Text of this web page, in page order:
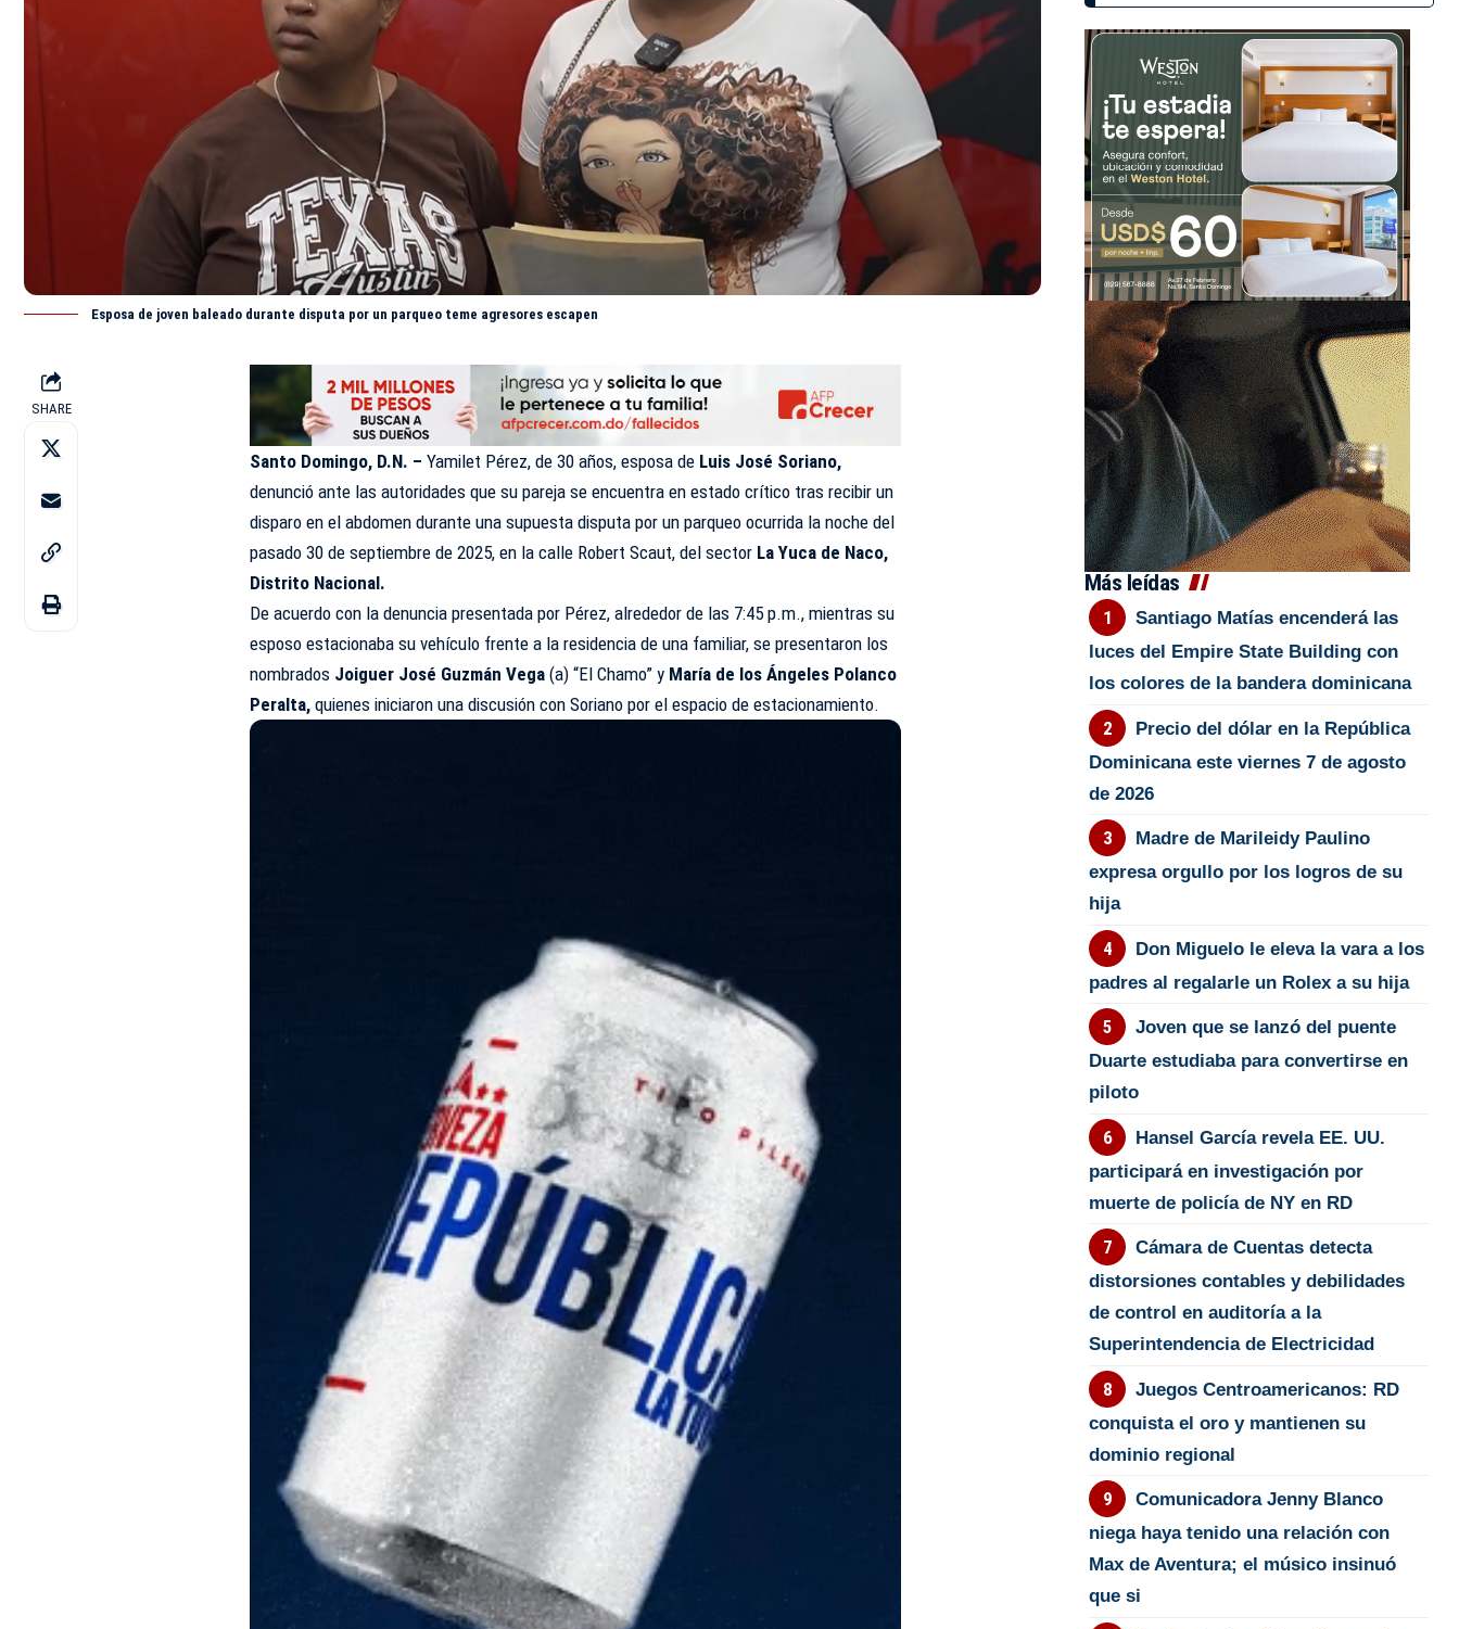
Esposa de joven baleado durante disputa por un parqueo teme agresores escapen
SHARE
Santo Domingo, D.N. – Yamilet Pérez, de 30 años, esposa de Luis José Soriano,
denunció ante las autoridades que su pareja se encuentra en estado crítico tras recibir un
disparo en el abdomen durante una supuesta disputa por un parqueo ocurrida la noche del
pasado 30 de septiembre de 2025, en la calle Robert Scaut, del sector La Yuca de Naco,
Distrito Nacional.
De acuerdo con la denuncia presentada por Pérez, alrededor de las 7:45 p.m., mientras su
esposo estacionaba su vehículo frente a la residencia de una familiar, se presentaron los
nombrados Joiguer José Guzmán Vega (a) “El Chamo” y María de los Ángeles Polanco
Peralta,quienes iniciaron una discusión con Soriano por el espacio de estacionamiento.
Más leídas
Santiago Matías encenderá las
luces del Empire State Building con
los colores de la bandera dominicana
Precio del dólar en la República
Dominicana este viernes 7 de agosto
de 2026
Madre de Marileidy Paulino
expresa orgullo por los logros de su
hija
Don Miguelo le eleva la vara a los
padres al regalarle un Rolex a su hija
Joven que se lanzó del puente
Duarte estudiaba para convertirse en
piloto
Hansel García revela EE. UU.
participará en investigación por
muerte de policía de NY en RD
Cámara de Cuentas detecta
distorsiones contables y debilidades
de control en auditoría a la
Superintendencia de Electricidad
Juegos Centroamericanos: RD
conquista el oro y mantienen su
dominio regional
Comunicadora Jenny Blanco
niega haya tenido una relación con
Max de Aventura; el músico insinuó
que si